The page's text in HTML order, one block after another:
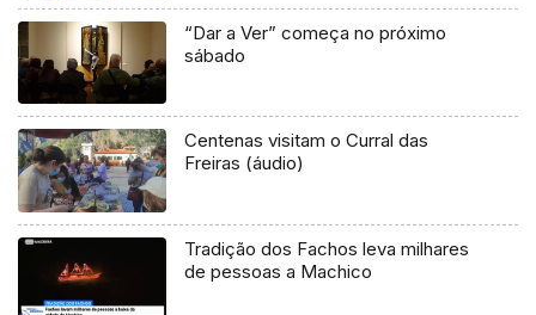
“Dar a Ver” começa no próximo
sábado
Centenas visitam o Curral das
Freiras (áudio)
Tradição dos Fachos leva milhares
de pessoas a Machico